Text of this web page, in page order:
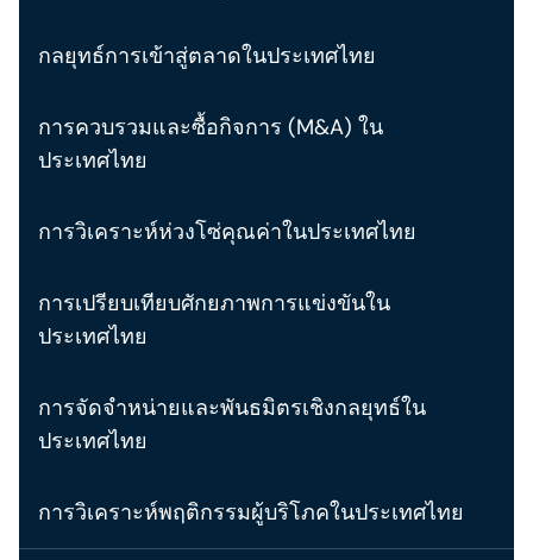
กลยุทธ์การเข้าสู่ตลาดในประเทศไทย
การควบรวมและซื้อกิจการ (M&A) ใน
ประเทศไทย
การวิเคราะห์ห่วงโซ่คุณค่าในประเทศไทย
การเปรียบเทียบศักยภาพการแข่งขันใน
ประเทศไทย
การจัดจำหน่ายและพันธมิตรเชิงกลยุทธ์ใน
ประเทศไทย
การวิเคราะห์พฤติกรรมผู้บริโภคในประเทศไทย